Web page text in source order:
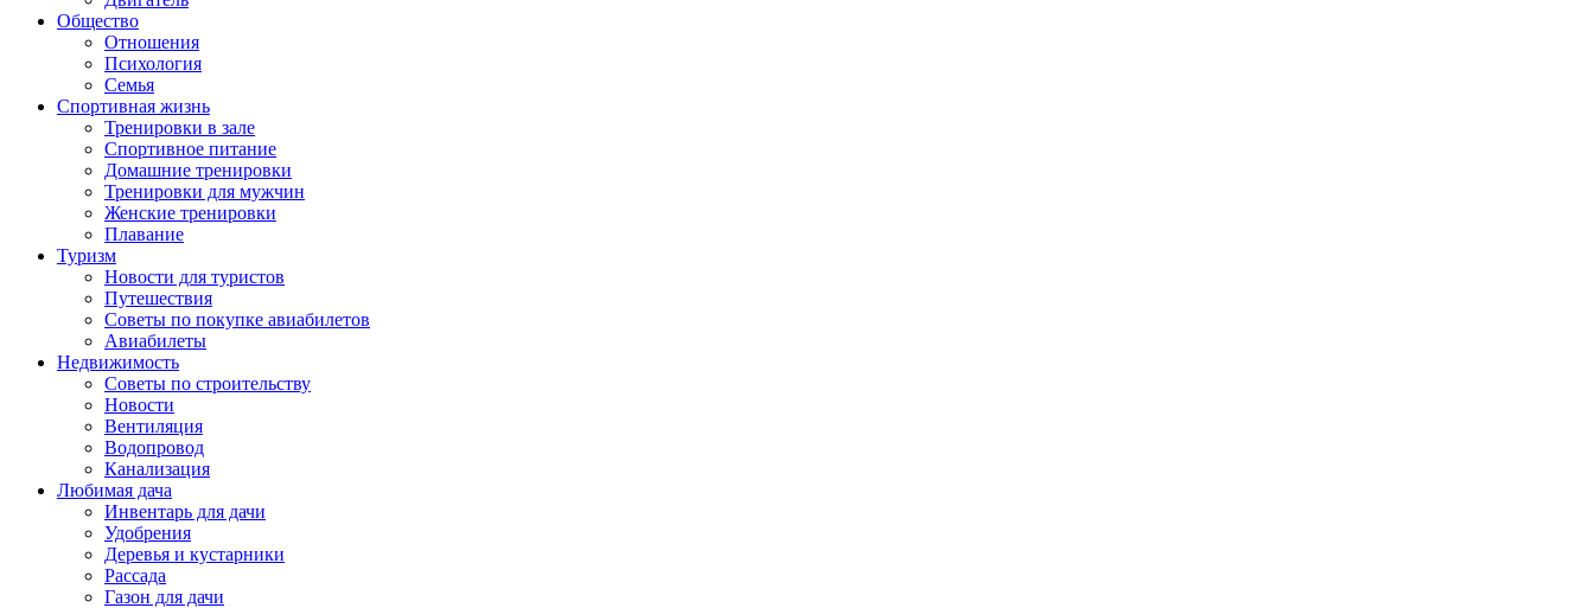
Общество
Отношения
Психология
Семья
Спортивная жизнь
Тренировки в зале
Спортивное питание
Домашние тренировки
Тренировки для мужчин
Женские тренировки
Плавание
Туризм
Новости для туристов
Путешествия
Советы по покупке авиабилетов
Авиабилеты
Недвижимость
Советы по строительству
Новости
Вентиляция
Водопровод
Канализация
Любимая дача
Инвентарь для дачи
Удобрения
Деревья и кустарники
Рассада
Газон для дачи